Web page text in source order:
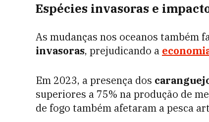
Espécies invasoras e
As mudanças nos oceanos também
invasoras, prejudicando a
Em 2023, a presença dos
superiores a 75% na produção de
de fogo também afetaram a pesca